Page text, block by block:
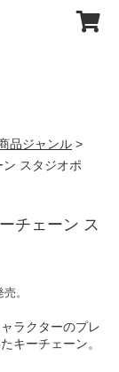
品ジャンル >
スタジオポ
チェーン ス
。
ラクターのプレ
キーチェーン。